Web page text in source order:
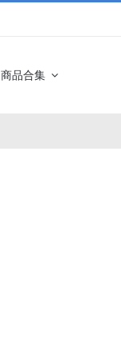
商品合集